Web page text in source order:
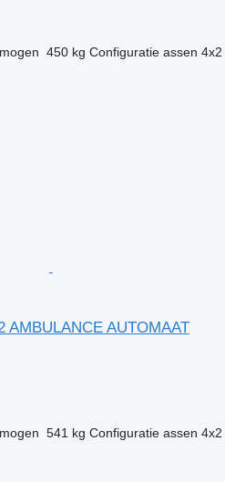
450 kg Configuratie assen 4x2
AMBULANCE AUTOMAAT
541 kg Configuratie assen 4x2